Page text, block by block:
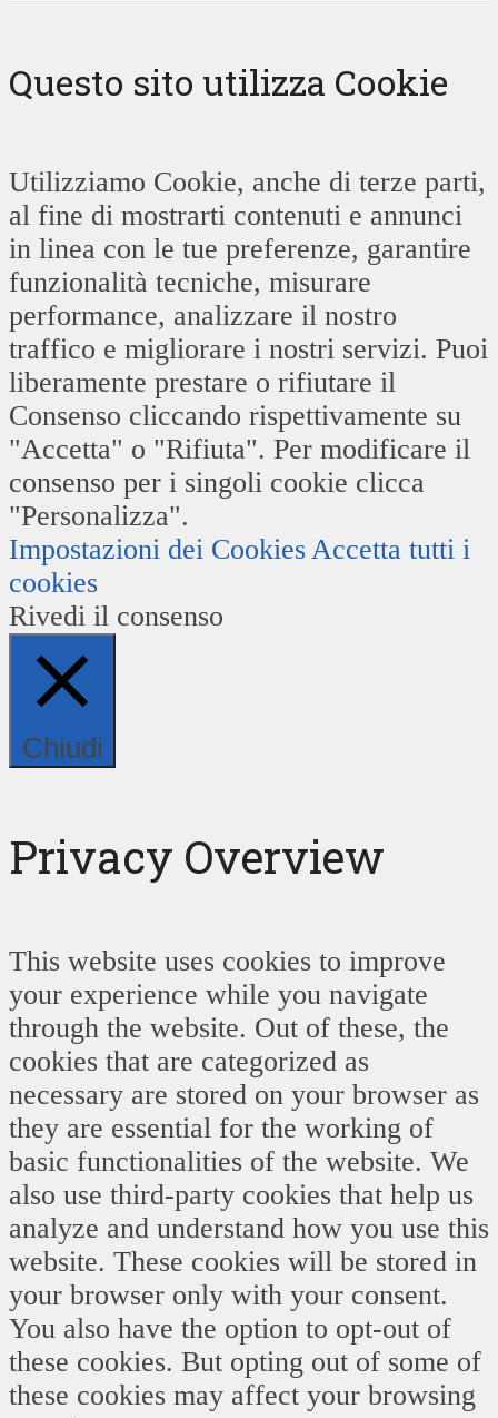
Questo sito utilizza Cookie
Utilizziamo Cookie, anche di terze parti,
al fine di mostrarti contenuti e annunci
in linea con le tue preferenze, garantire
funzionalità tecniche, misurare
performance, analizzare il nostro
traffico e migliorare i nostri servizi. Puoi
liberamente prestare o rifiutare il
Consenso cliccando rispettivamente su
"Accetta" o "Rifiuta". Per modificare il
consenso per i singoli cookie clicca
"Personalizza".
Impostazioni dei CookiesAccetta tutti i
cookies
Rivedi il consenso
Chiudi
Privacy Overview
This website uses cookies to improve
your experience while you navigate
through the website. Out of these, the
cookies that are categorized as
necessary are stored on your browser as
they are essential for the working of
basic functionalities of the website. We
also use third-party cookies that help us
analyze and understand how you use this
website. These cookies will be stored in
your browser only with your consent.
You also have the option to opt-out of
these cookies. But opting out of some of
these cookies may affect your browsing